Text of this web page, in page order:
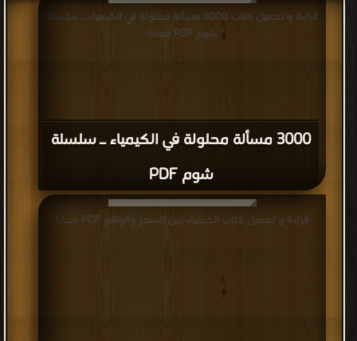
3000 مسألة محلولة في الكيمياء ـ سلسلة
شوم PDF
قراءة و تحميل كتاب 3000 مسألة محلولة في الكيمياء ـ سلسلة
شوم PDF مجانا
قراءة و تحميل كتاب الكيمياء بين السحر والواقع PDF مجانا